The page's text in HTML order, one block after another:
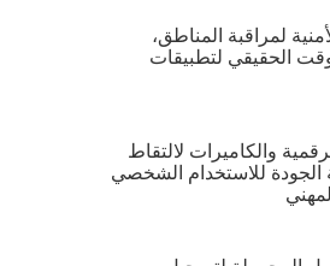
لمراقبة المناطق،
الحقيقي لتطبيقات
والكاميرات لالتقاط
للاستخدام الشخصي